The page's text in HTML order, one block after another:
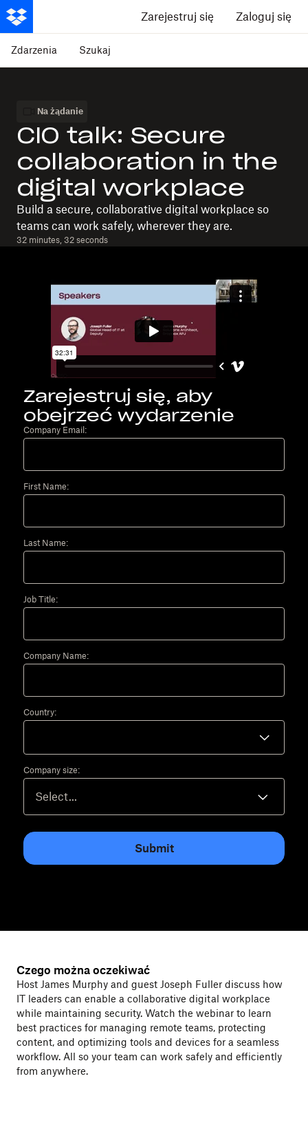
Zarejestruj się Zaloguj się
Zdarzenia Szukaj
Na żądanie
CIO talk: Secure
collaboration in the
digital workplace
Build a secure, collaborative digital workplace so
teams can work safely, wherever they are.
32 minutes, 32 seconds
Zarejestruj się, aby
obejrzeć wydarzenie
Company Email:
First Name:
Last Name:
Job Title:
Company Name:
Country:
Company size:
Submit
Czego można oczekiwać
Host James Murphy and guest Joseph Fuller discuss how
IT leaders can enable a collaborative digital workplace
while maintaining security. Watch the webinar to learn
best practices for managing remote teams, protecting
content, and optimizing tools and devices for a seamless
workflow. All so your team can work safely and efficiently
from anywhere.